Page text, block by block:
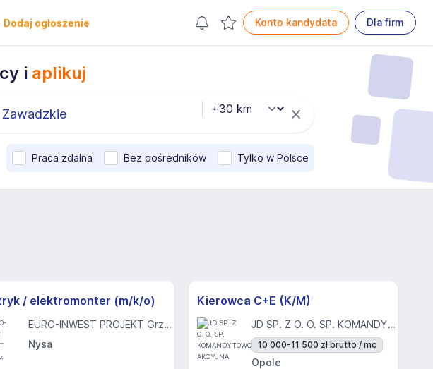
Dodaj ogłoszenie Konto kandydata Dla firm
i aplikuj
Praca zdalna Bez pośredników Tylko w Polsce
/ elektromonter (m/k/o)
EURO-INWEST PROJEKT Grzegorz Engler, Tomasz Lach Sp. J.
Nysa
Kierowca C+E (K/M)
JD SP. Z O. O. SP. KOMANDYTOWO-AKCYJNA
10 000-11 500 zł brutto / mc
Opole